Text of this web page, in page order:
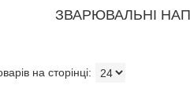
ЗВАРЮВАЛЬНІ